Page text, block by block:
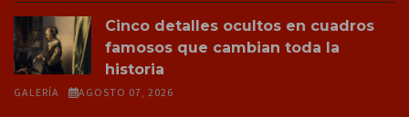
Cinco detalles ocultos en cuadros
famosos que cambian toda la
historia
GALERÍA AGOSTO 07, 2026